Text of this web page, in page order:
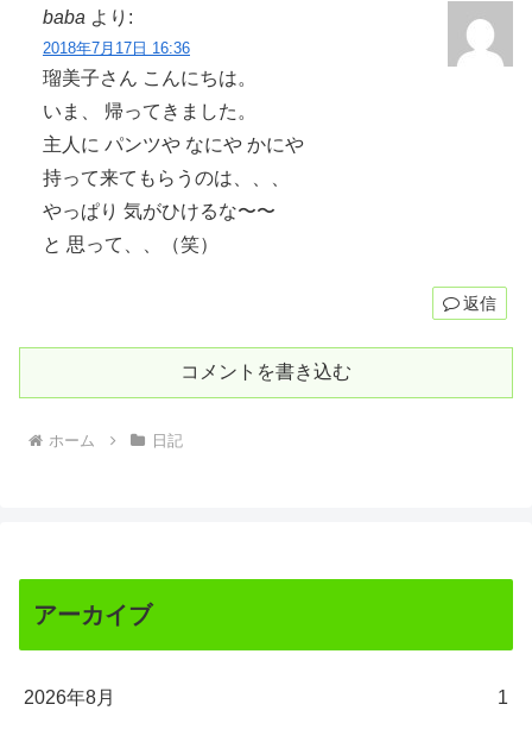
baba より:
2018年7月17日 16:36
瑠美子さん こんにちは。
いま、 帰ってきました。
主人に パンツや なにや かにや
持って来てもらうのは、、、
やっぱり 気がひけるな〜〜
と 思って、、（笑）
返信
コメントを書き込む
ホーム 日記
アーカイブ
2026年8月 1